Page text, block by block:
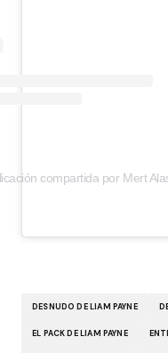
compartida por Mert
DESNUDO DE LIAM PAYNE
EL PACK DE LIAM PAYNE